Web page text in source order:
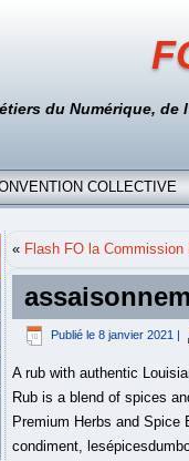
du Numérique, de
COLLECTIVE
« Flash FO la
Publié le 8 janvier 2021 |
A rub with authentic
Rub is a blend of spices
Premium Herbs and
condiment,